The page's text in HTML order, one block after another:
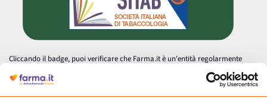
Cliccando il badge, puoi verificare che Farma.it è un'entità regolarmente
autorizzata dal Ministero della Salute a effettuare la vendita online di
medicinali.